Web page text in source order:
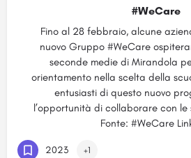
#WeCare
Fino al 28 febbraio, alcune
nuovo Gruppo #WeCare
seconde medie di Mirandola
orientamento nella scelta della
entusiasti di questo nuovo
l’opportunità di collaborare con
Fonte: #WeCare
2023 +1